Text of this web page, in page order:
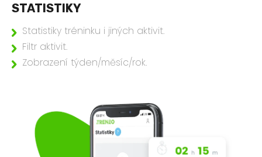
STATISTIKY
Statistiky tréninku i jiných aktivit.
Filtr aktivit.
Zobrazení týden/měsíc/rok.